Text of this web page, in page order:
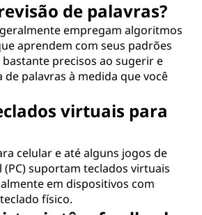
de palavras?
empregam algoritmos
aprendem com seus padrões
precisos ao sugerir e
palavras à medida que você
virtuais para
celular e até alguns jogos de
suportam teclados virtuais
em dispositivos com
físico.